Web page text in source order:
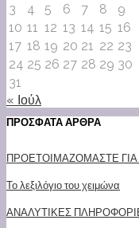
3
4 5 6 7 8
9
10 11 12 13 14 15 16
17 18 19 20 21 22 23
24 25 26 27 28 29 30
31
« Ιούλ
ΠΡΟΣΦΑΤΑ ΑΡΘΡΑ
ΠΡΟΕΤΟΙΜΑΖΟΜΑΣΤΕ
Το λεξιλόγιο του χειμώνα
ΑΝΑΛΥΤΙΚΕΣ